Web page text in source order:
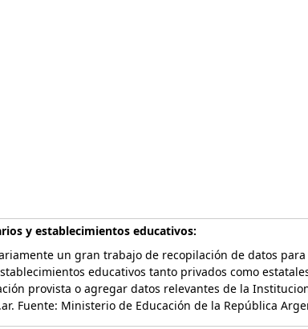
y establecimientos educativos:
un gran trabajo de recopilación de datos
educativos tanto privados como
provista o agregar datos relevantes de la
Fuente: Ministerio de Educación de la República